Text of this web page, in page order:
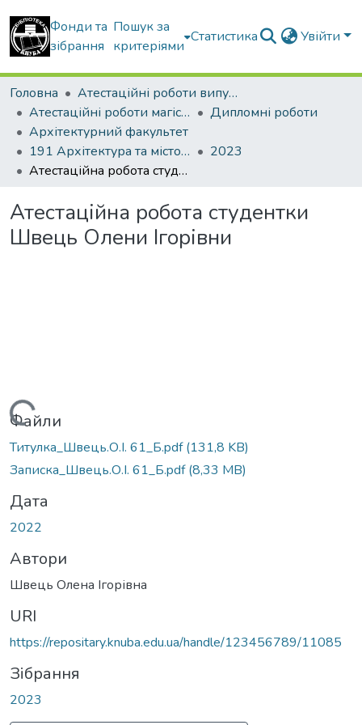
Фонди та
зібрання
Пошук за
критеріями
Статистика Увійти
Головна
Атестаційні роботи випускників
Атестаційні роботи магістрів
Дипломні роботи
Архітектурний факультет
191 Архітектура та містобудування. Містобудування. Архітектурно-містобудівне проектування
2023
Атестаційна робота студентки Швець Олени Ігорівни
Атестаційна робота студентки
Швець Олени Ігорівни
Вантажиться...
Файли
Титулка_Швець.О.І. 61_Б.pdf(131,8 KB)
Записка_Швець.О.І. 61_Б.pdf(8,33 MB)
Дата
2022
Автори
Швець Олена Ігорівна
URI
https://repositary.knuba.edu.ua/handle/123456789/11085
Зібрання
2023